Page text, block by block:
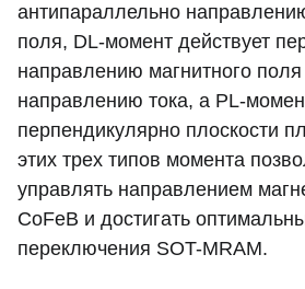
антипараллельно
поля, DL-момент действует
направлению магнитного
направлению тока, а PL-
перпендикулярно плоскости
этих трех типов момента
управлять направлением
CoFeB и достигать
переключения SOT-MRAM.